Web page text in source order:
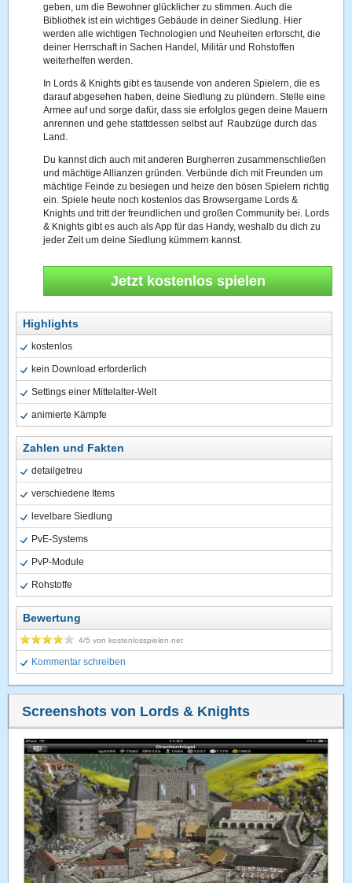
geben, um die Bewohner glücklicher zu stimmen. Auch die
Bibliothek ist ein wichtiges Gebäude in deiner Siedlung. Hier
werden alle wichtigen Technologien und Neuheiten erforscht, die
deiner Herrschaft in Sachen Handel, Militär und Rohstoffen
weiterhelfen werden.
In Lords & Knights gibt es tausende von anderen Spielern, die es
darauf abgesehen haben, deine Siedlung zu plündern. Stelle eine
Armee auf und sorge dafür, dass sie erfolglos gegen deine Mauern
anrennen und gehe stattdessen selbst auf Raubzüge durch das
Land.
Du kannst dich auch mit anderen Burgherren zusammenschließen
und mächtige Allianzen gründen. Verbünde dich mit Freunden um
mächtige Feinde zu besiegen und heize den bösen Spielern richtig
ein. Spiele heute noch kostenlos das Browsergame Lords &
Knights und tritt der freundlichen und großen Community bei. Lords
& Knights gibt es auch als App für das Handy, weshalb du dich zu
jeder Zeit um deine Siedlung kümmern kannst.
Jetzt kostenlos spielen
Highlights
kostenlos
kein Download erforderlich
Settings einer Mittelalter-Welt
animierte Kämpfe
Zahlen und Fakten
detailgetreu
verschiedene Items
levelbare Siedlung
PvE-Systems
PvP-Module
Rohstoffe
Bewertung
4/5 vonkostenlosspielen.net
Kommentar schreiben
Screenshots von Lords & Knights